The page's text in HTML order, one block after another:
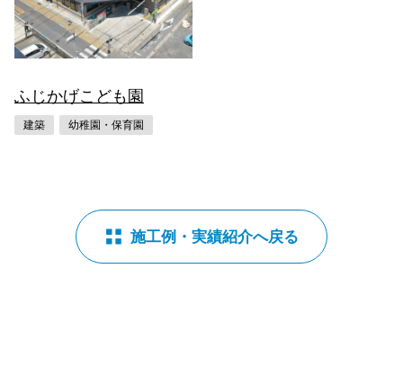
ふじかげこども園
建築 幼稚園・保育園
施工例・実績紹介へ戻る